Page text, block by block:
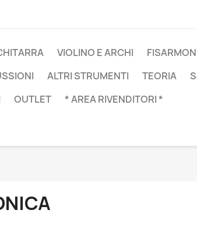
VIOLINO E ARCHI
ALTRI STRUMENTI TEORIA
OUTLET * AREA RIVENDITORI *